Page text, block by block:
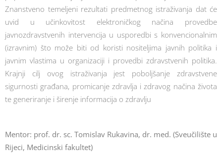
Znanstveno temeljeni rezultati predmetnog istraživanja dat će
uvid u učinkovitost elektroničkog načina provedbe
javnozdravstvenih intervencija u usporedbi s konvencionalnim
(izravnim) što može biti od koristi nositeljima javnih politika i
javnim vlastima u organizaciji i provedbi zdravstvenih politika.
Krajnji cilj ovog istraživanja jest poboljšanje zdravstvene
sigurnosti građana, promicanje zdravlja i zdravog načina života
te generiranje i širenje informacija o zdravlju
Mentor: prof. dr. sc. Tomislav Rukavina, dr. med. (Sveučilište u
Rijeci, Medicinski fakultet)